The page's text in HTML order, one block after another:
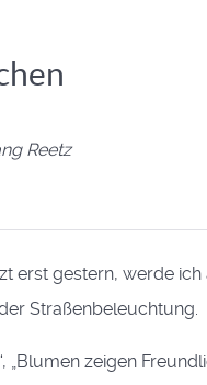
Reetz
erst gestern, werde ich
Straßenbeleuchtung.
„Blumen zeigen